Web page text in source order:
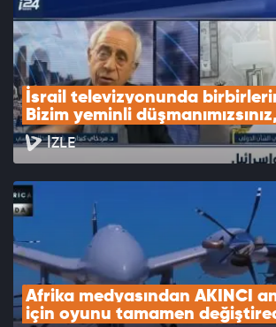
İsrail televizyonunda
Bizim yeminli
İZLE
Afrika medyasından AKINCI
için oyunu tamamen